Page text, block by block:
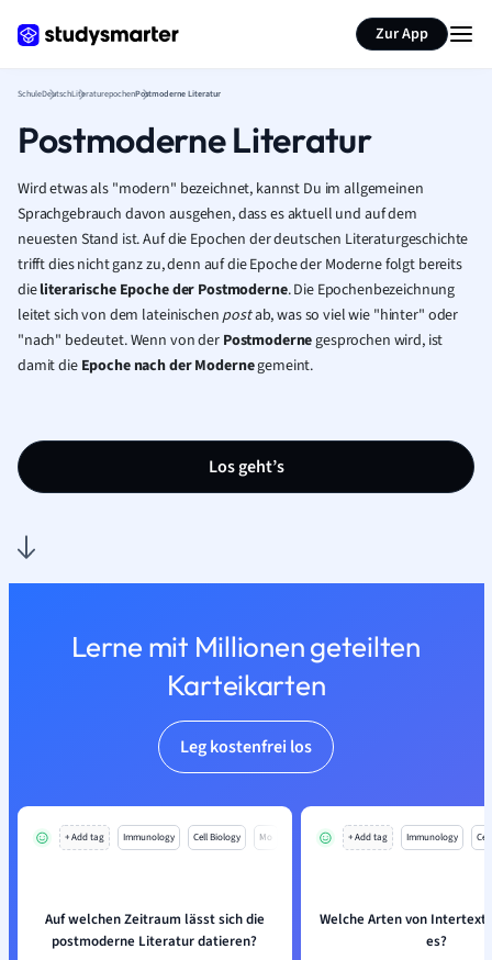
Zur App
SchuleDeutschLiteraturepochenPostmoderne Literatur
Postmoderne Literatur
Wird etwas als "modern" bezeichnet, kannst Du im allgemeinen
Sprachgebrauch davon ausgehen, dass es aktuell und auf dem
neuesten Stand ist. Auf die Epochen der deutschen Literaturgeschichte
trifft dies nicht ganz zu, denn auf die Epoche der Moderne folgt bereits
dieliterarische Epoche der Postmoderne. Die Epochenbezeichnung
leitet sich von dem lateinischenpostab, was so viel wie "hinter" oder
"nach" bedeutet. Wenn von der Postmodernegesprochen wird, ist
damit die Epoche nach der Modernegemeint.
Los geht’s
Lerne mit Millionen geteilten
Karteikarten
Leg kostenfrei los
+ Add tag Immunology Cell Biology Mo
Auf welchen Zeitraum lässt sich die
postmoderne Literatur datieren?
+ Add tag Immunology
Welche Arten von
es?
Seite zusammenfassen